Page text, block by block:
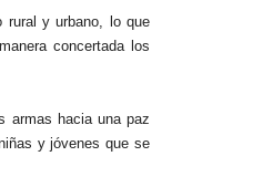
rural y urbano, lo que
concertada los
armas hacia una paz
y jóvenes que se